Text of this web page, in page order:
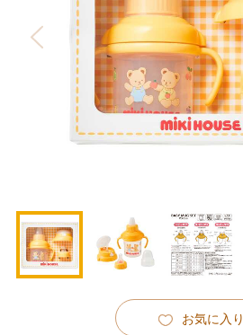
お気に入り